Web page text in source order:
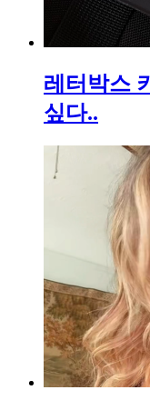
레터박스
싶다..